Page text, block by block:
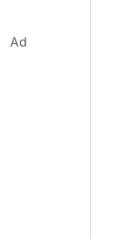
Ad